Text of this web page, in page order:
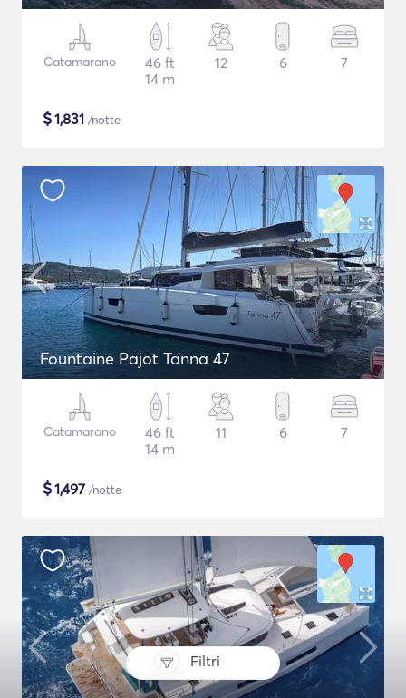
Filtri
Catamarano
46 ft
14 m
12 6 7
$1,831 /notte
Fountaine Pajot Tanna 47
Catamarano
46 ft
14 m
11 6 7
$1,497 /notte